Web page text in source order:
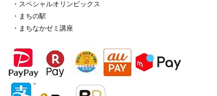
・スペシャルオリンピックス
・まちの駅
・まちなかゼミ講座